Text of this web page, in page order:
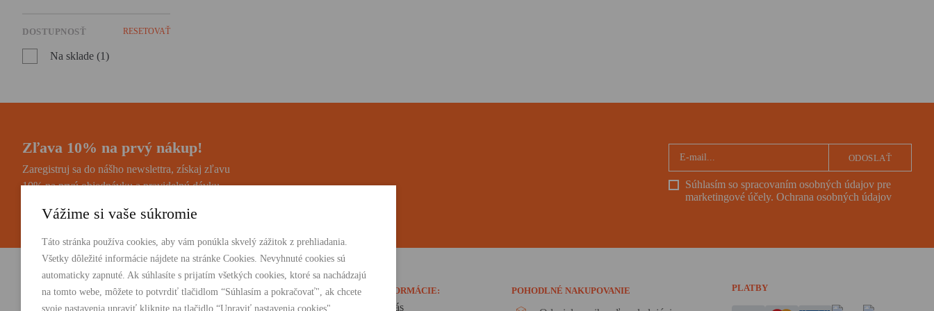
DOSTUPNOSŤ RESETOVAŤ
Na sklade (1)
Zľava 10% na prvý nákup!
Zaregistruj sa do nášho newslettra, získaj zľavu
10% na prvú objednávku a pravidelnú dávku
Súhlasím so spracovaním osobných údajov pre
marketingové účely. Ochrana osobných údajov
ODOSLAŤ
Vydavateľstvo Absynt s.r.o. PRODUKTY:
Knihy
INFORMÁCIE:
O nás
POHODLNÉ NAKUPOVANIE PLATBY
Vážime si vaše súkromie
Táto stránka používa cookies, aby vám ponúkla skvelý zážitok z prehliadania.
Všetky dôležité informácie nájdete na stránke Cookies. Nevyhnuté cookies sú
automaticky zapnuté. Ak súhlasíte s prijatím všetkých cookies, ktoré sa nachádzajú
na tomto webe, môžete to potvrdiť tlačidlom “Súhlasím a pokračovať", ak chcete
svoje nastavenia upraviť kliknite na tlačidlo “Upraviť nastavenia cookies".